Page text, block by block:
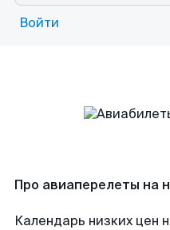
Войти
Про авиаперелеты на
Календарь низких цен